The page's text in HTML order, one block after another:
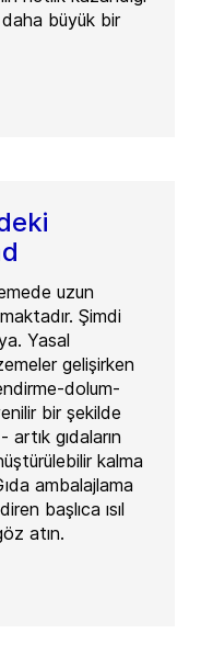
büyük bir
uzun
Şimdi
Yasal
gelişirken
dolum-
bir şekilde
artık gıdaların
kalma
ambalajlama
başlıca ısıl
atın.